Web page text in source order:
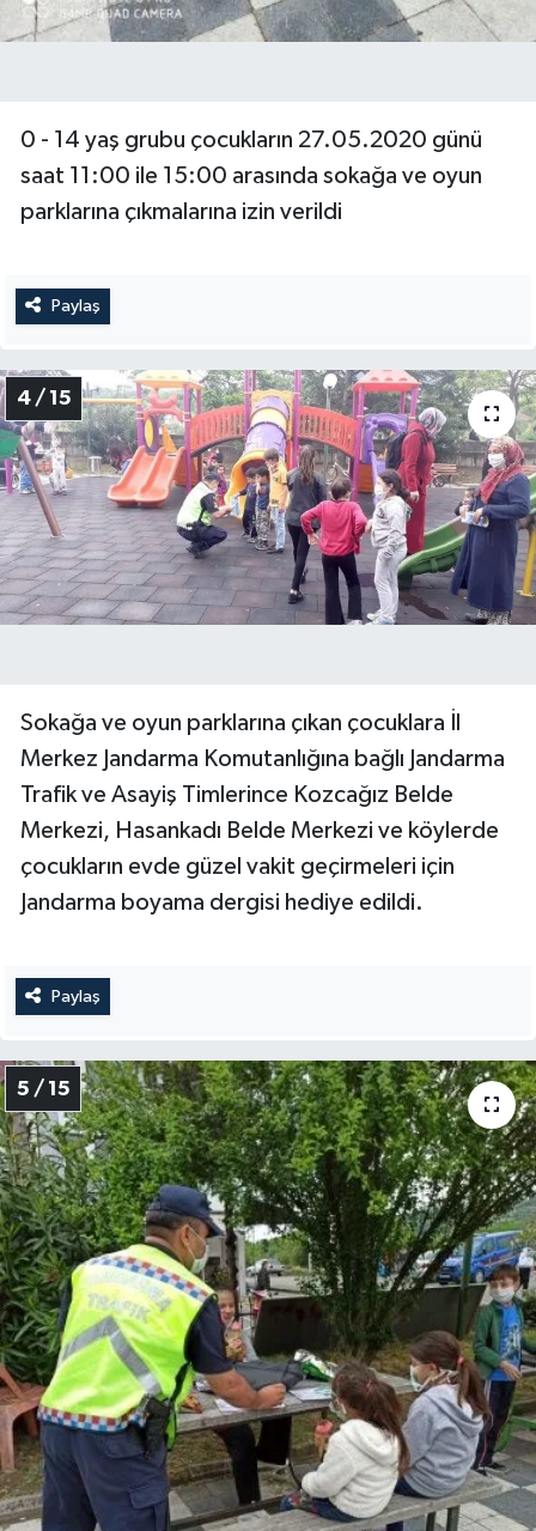
0 - 14 yaş grubu çocukların 27.05.2020 günü
saat 11:00 ile 15:00 arasında sokağa ve oyun
parklarına çıkmalarına izin verildi
Paylaş
4 / 15
Sokağa ve oyun parklarına çıkan çocuklara İl
Merkez Jandarma Komutanlığına bağlı Jandarma
Trafik ve Asayiş Timlerince Kozcağız Belde
Merkezi, Hasankadı Belde Merkezi ve köylerde
çocukların evde güzel vakit geçirmeleri için
Jandarma boyama dergisi hediye edildi.
Paylaş
5 / 15